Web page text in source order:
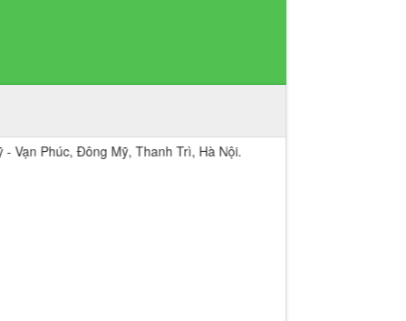
Đông Mỹ, Thanh Trì, Hà Nội.